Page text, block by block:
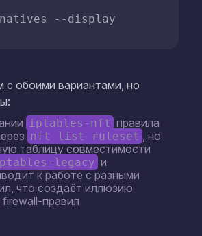
--display
с обоими вариантами, но
iptables-nft правила
nft list ruleset , но
таблицу совместимости
legacy и
к работе с разными
что создаёт иллюзию
правил